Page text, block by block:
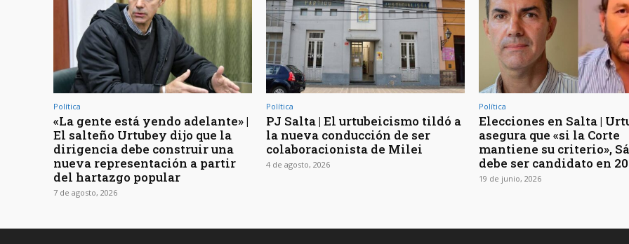
Política
«La gente está yendo adelante» |
El salteño Urtubey dijo que la
dirigencia debe construir una
nueva representación a partir
del hartazgo popular
7 de agosto, 2026
Política
PJ Salta | El urtubeicismo tildó a
la nueva conducción de ser
colaboracionista de Milei
4 de agosto, 2026
Política
Elecciones en Salta |
asegura que «si la Corte
mantiene su criterio»,
debe ser candidato en
19 de junio, 2026